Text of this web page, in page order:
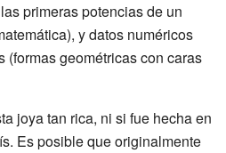
primeras potencias de un
y datos numéricos
(formas geométricas con caras
joya tan rica, ni si fue hecha en
Es posible que originalmente